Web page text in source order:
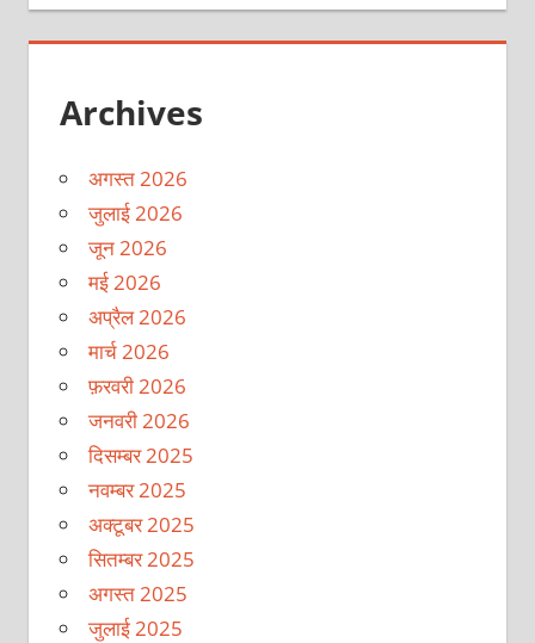
Archives
अगस्त 2026
जुलाई 2026
जून 2026
मई 2026
अप्रैल 2026
मार्च 2026
फ़रवरी 2026
जनवरी 2026
दिसम्बर 2025
नवम्बर 2025
अक्टूबर 2025
सितम्बर 2025
अगस्त 2025
जुलाई 2025